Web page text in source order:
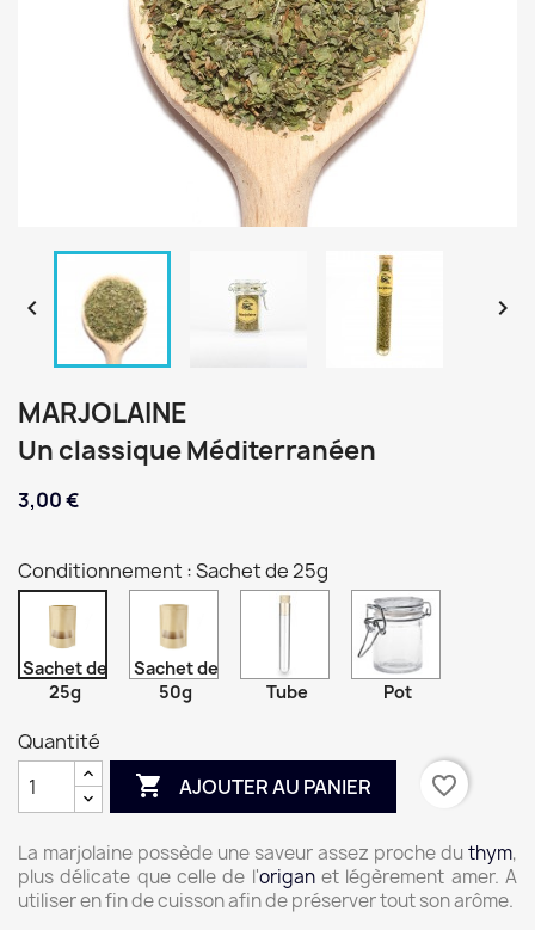
 
MARJOLAINE
Un classique Méditerranéen
3,00 €
Conditionnement : Sachet de 25g
Sachet de
25g
Sachet de
50g
Tube Pot
Quantité
 AJOUTER AU PANIER favorite_border
La marjolaine possède une saveur assez proche duthym,
plus délicate que celle de l'origanet légèrement amer. A
utiliser en fin de cuisson afin de préserver tout son arôme.